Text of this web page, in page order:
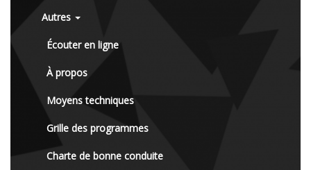
Autres
Écouter en ligne
À propos
Moyens techniques
Grille des programmes
Charte de bonne conduite